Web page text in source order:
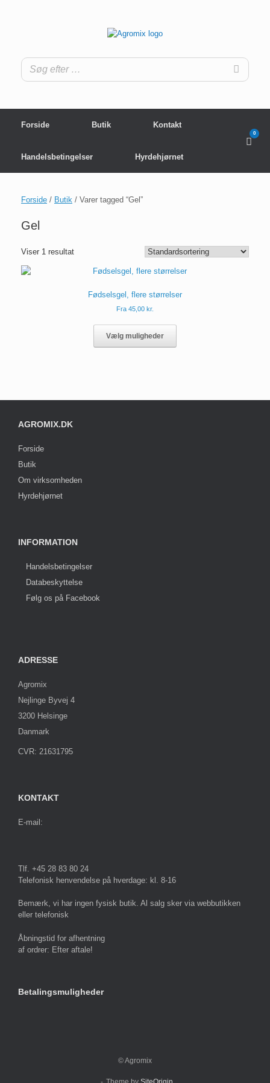
Forside Butik Kontakt
Handelsbetingelser Hyrdehjørnet
View
0
Forside / Butik / Varer tagged “Gel”
Gel
Viser 1 resultat
Fødselsgel, flere størrelser
Fra 45,00 kr.
Vælg muligheder
har
vælges
AGROMIX.DK
Forside
Butik
Om virksomheden
Hyrdehjørnet
INFORMATION
Handelsbetingelser
Databeskyttelse
Følg os på Facebook
ADRESSE
Agromix
Nejlinge Byvej 4
3200 Helsinge
Danmark
CVR: 21631795
KONTAKT
E-mail:
Tlf. +45 28 83 80 24
Telefonisk henvendelse på hverdage: kl. 8-16
Bemærk, vi har ingen fysisk butik. Al salg sker via webbutikken
eller telefonisk
Åbningstid for afhentning
af ordrer: Efter aftale!
Betalingsmuligheder
© Agromix
Theme by SiteOrigin